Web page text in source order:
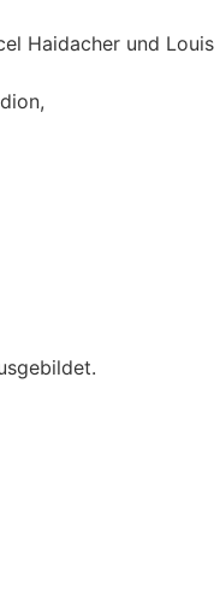
Haidacher und Louis